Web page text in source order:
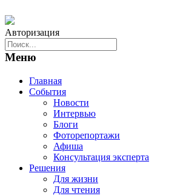
Авторизация
Меню
Главная
События
Новости
Интервью
Блоги
Фоторепортажи
Афиша
Консультация эксперта
Решения
Для жизни
Для чтения